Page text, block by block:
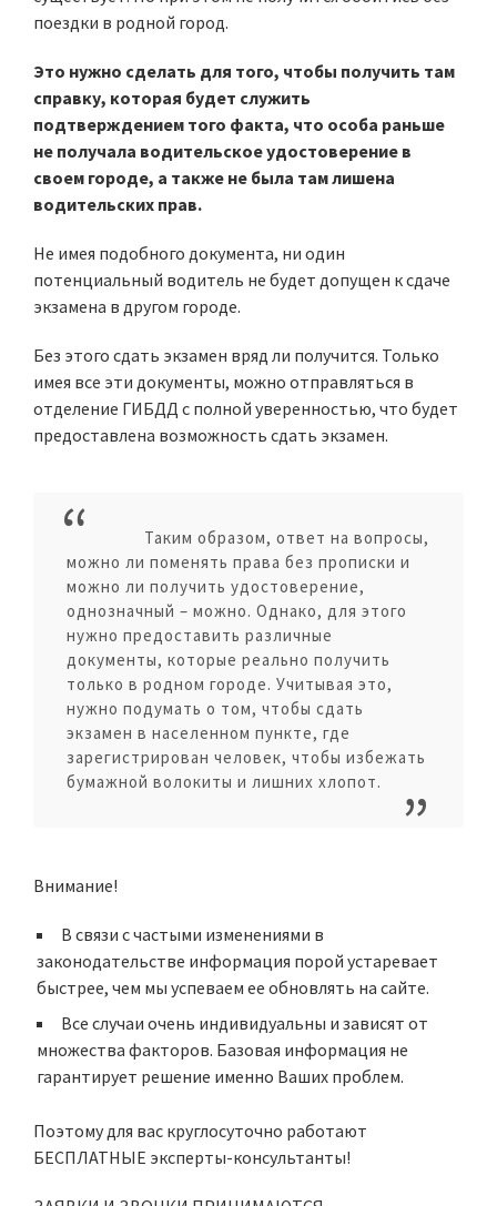
поездки в родной город.
Это нужно сделать для того, чтобы получить там
справку, которая будет служить
подтверждением того факта, что особа раньше
не получала водительское удостоверение в
своем городе, а также не была там лишена
водительских прав.
Не имея подобного документа, ни один
потенциальный водитель не будет допущен к сдаче
экзамена в другом городе.
Без этого сдать экзамен вряд ли получится. Только
имея все эти документы, можно отправляться в
отделение ГИБДД с полной уверенностью, что будет
предоставлена возможность сдать экзамен.
Таким образом, ответ на вопросы,
можно ли поменять права без прописки и
можно ли получить удостоверение,
однозначный – можно. Однако, для этого
нужно предоставить различные
документы, которые реально получить
только в родном городе. Учитывая это,
нужно подумать о том, чтобы сдать
экзамен в населенном пункте, где
зарегистрирован человек, чтобы избежать
бумажной волокиты и лишних хлопот.
Внимание!
В связи с частыми изменениями в
законодательстве информация порой устаревает
быстрее, чем мы успеваем ее обновлять на сайте.
Все случаи очень индивидуальны и зависят от
множества факторов. Базовая информация не
гарантирует решение именно Ваших проблем.
Поэтому для вас круглосуточно работают
БЕСПЛАТНЫЕ эксперты-консультанты!